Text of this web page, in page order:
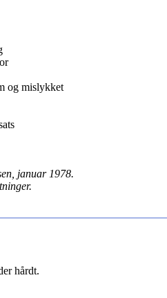
og mislykket
januar 1978.
hårdt.